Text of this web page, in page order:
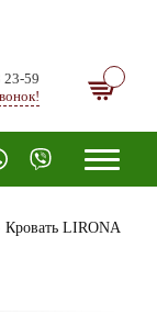
23-59
Кровать LIRONA